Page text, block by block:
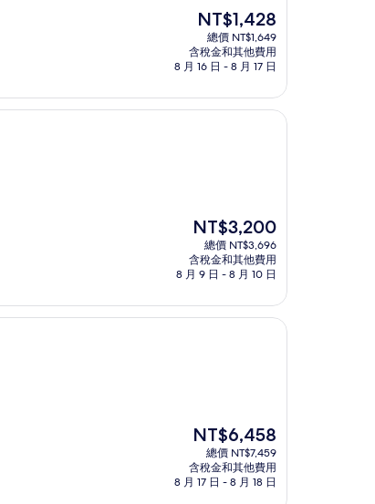
現
在
價
格
NT$1,428
NT$1,428
總價 NT$1,649
含稅金和其他費用
8 月 16 日 - 8 月 17 日
現
價
格
NT$3,200
NT$3,200
總價 NT$3,696
含稅金和其他費用
8 月 9 日 - 8 月 10 日
現
價
格
NT$6,458
總價 NT$7,459
含稅金和其他費用
8 月 17 日 - 8 月 18 日